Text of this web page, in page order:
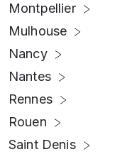
Montpellier
Mulhouse
Nancy
Nantes
Rennes
Rouen
Saint Denis